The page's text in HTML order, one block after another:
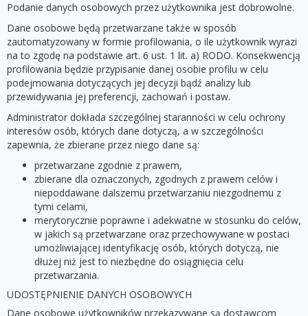
Podanie danych osobowych przez użytkownika jest dobrowolne.
Dane osobowe będą przetwarzane także w sposób
zautomatyzowany w formie profilowania, o ile użytkownik wyrazi
na to zgodę na podstawie art. 6 ust. 1 lit. a) RODO. Konsekwencją
profilowania będzie przypisanie danej osobie profilu w celu
podejmowania dotyczących jej decyzji bądź analizy lub
przewidywania jej preferencji, zachowań i postaw.
Administrator dokłada szczególnej staranności w celu ochrony
interesów osób, których dane dotyczą, a w szczególności
zapewnia, że zbierane przez niego dane są:
przetwarzane zgodnie z prawem,
zbierane dla oznaczonych, zgodnych z prawem celów i
niepoddawane dalszemu przetwarzaniu niezgodnemu z
tymi celami,
merytorycznie poprawne i adekwatne w stosunku do celów,
w jakich są przetwarzane oraz przechowywane w postaci
umożliwiającej identyfikację osób, których dotyczą, nie
dłużej niż jest to niezbędne do osiągnięcia celu
przetwarzania.
UDOSTĘPNIENIE DANYCH OSOBOWYCH
Dane osobowe użytkowników przekazywane są dostawcom